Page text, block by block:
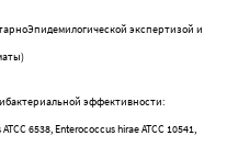
экспертизой и
эффективности:
6538, Enterococcus hirae АТСС 10541,